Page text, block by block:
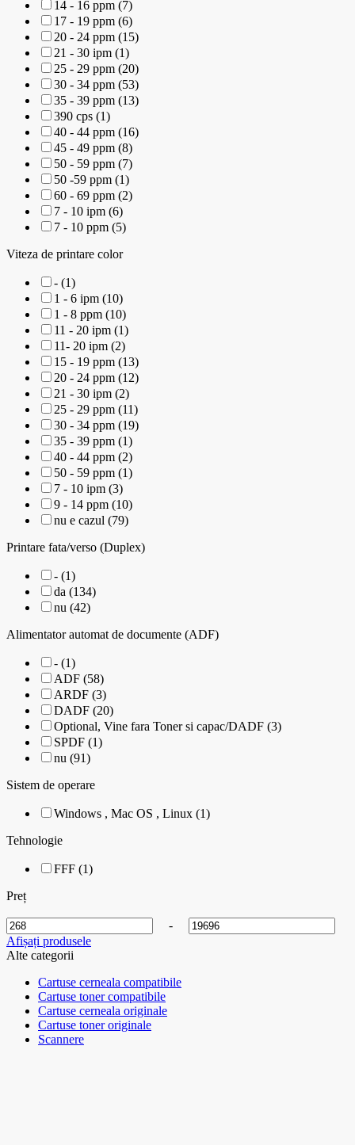
14 - 16 ppm (7)
17 - 19 ppm (6)
20 - 24 ppm (15)
21 - 30 ipm (1)
25 - 29 ppm (20)
30 - 34 ppm (53)
35 - 39 ppm (13)
390 cps (1)
40 - 44 ppm (16)
45 - 49 ppm (8)
50 - 59 ppm (7)
50 -59 ppm (1)
60 - 69 ppm (2)
7 - 10 ipm (6)
7 - 10 ppm (5)
Viteza de printare color
- (1)
1 - 6 ipm (10)
1 - 8 ppm (10)
11 - 20 ipm (1)
11- 20 ipm (2)
15 - 19 ppm (13)
20 - 24 ppm (12)
21 - 30 ipm (2)
25 - 29 ppm (11)
30 - 34 ppm (19)
35 - 39 ppm (1)
40 - 44 ppm (2)
50 - 59 ppm (1)
7 - 10 ipm (3)
9 - 14 ppm (10)
nu e cazul (79)
Printare fata/verso (Duplex)
- (1)
da (134)
nu (42)
Alimentator automat de documente (ADF)
- (1)
ADF (58)
ARDF (3)
DADF (20)
Optional, Vine fara Toner si capac/DADF (3)
SPDF (1)
nu (91)
Sistem de operare
Windows , Mac OS , Linux (1)
Tehnologie
FFF (1)
Preț
-
Afișați produsele
Alte categorii
Cartuse cerneala compatibile
Cartuse toner compatibile
Cartuse cerneala originale
Cartuse toner originale
Scannere